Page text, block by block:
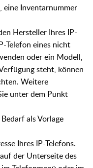
eine Inventarnummer
Hersteller Ihres IP-
Telefon eines nicht
oder ein Modell,
steht, können
Weitere
unter dem Punkt
als Vorlage
Ihres IP-Telefons.
der Unterseite des